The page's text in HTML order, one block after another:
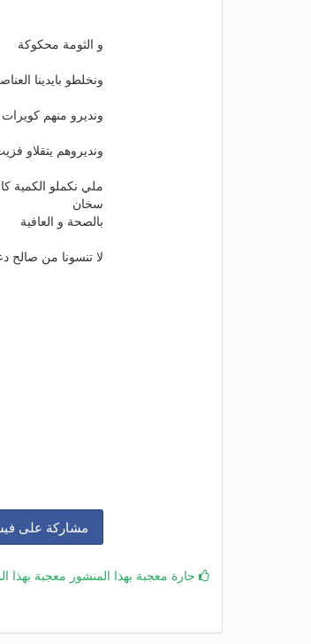
و الثومة محكوكة
ونخلطو بايدينا
ونديرو منهم
ونديروهم يتقلاو
ملي نكملو الكمية
سخان
بالصحة و العافية
لا تنسونا من صالح
مشاركة على
جارة معجبة بهذا المنشور معجبة بهذا